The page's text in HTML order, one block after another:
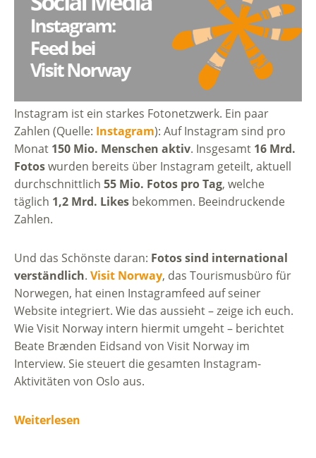
Instagram ist ein starkes Fotonetzwerk. Ein paar
Zahlen (Quelle: Instagram): Auf Instagram sind pro
Monat 150 Mio. Menschen aktiv. Insgesamt 16 Mrd.
Fotoswurden bereits über Instagram geteilt, aktuell
durchschnittlich 55 Mio. Fotos pro Tag, welche
täglich 1,2 Mrd. Likes bekommen. Beeindruckende
Zahlen.
Und das Schönste daran: Fotos sind international
verständlich. Visit Norway, das Tourismusbüro für
Norwegen, hat einen Instagramfeed auf seiner
Website integriert. Wie das aussieht – zeige ich euch.
Wie Visit Norway intern hiermit umgeht – berichtet
Beate Brænden Eidsand von Visit Norway im
Interview. Sie steuert die gesamten Instagram-
Aktivitäten von Oslo aus.
Weiterlesen